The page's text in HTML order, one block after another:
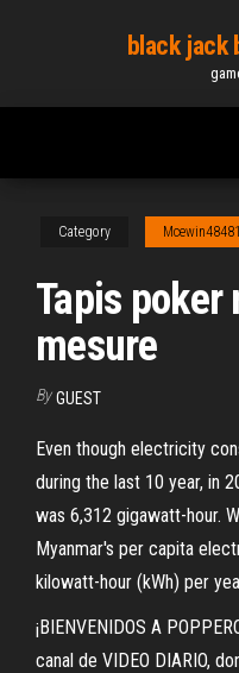
content
black jack
Category Mcewin48481
Tapis poker
mesure
By GUEST
Even though electricity
during the last 10 year, in
was 6,312 gigawatt-hour.
Myanmar's per capita
kilowatt-hour (kWh) per
¡BIENVENIDOS A
canal de VIDEO DIARIO,